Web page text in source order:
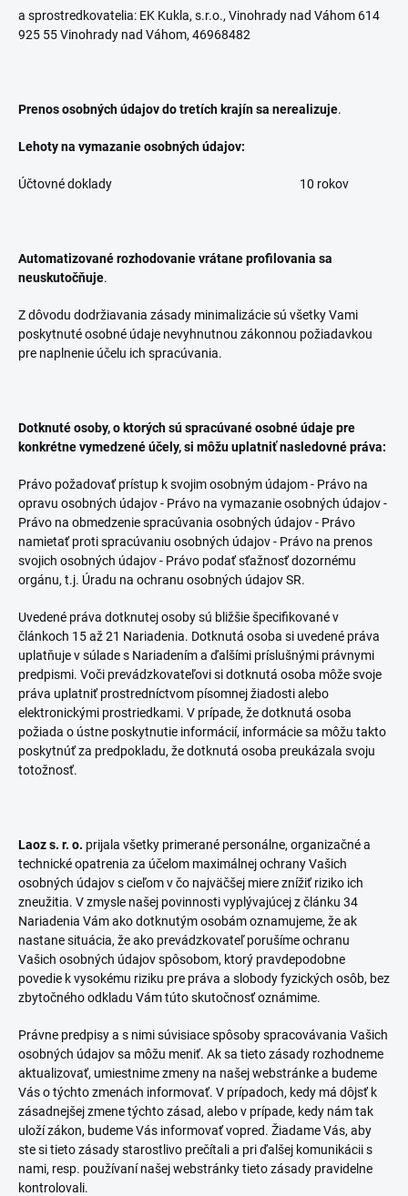
a sprostredkovatelia: EK Kukla, s.r.o., Vinohrady nad Váhom 614
925 55 Vinohrady nad Váhom, 46968482
Prenos osobných údajov do tretích krajín sa nerealizuje.
Lehoty na vymazanie osobných údajov:
Účtovné doklady 10 rokov
Automatizované rozhodovanie vrátane profilovania sa
neuskutočňuje.
Z dôvodu dodržiavania zásady minimalizácie sú všetky Vami
poskytnuté osobné údaje nevyhnutnou zákonnou požiadavkou
pre naplnenie účelu ich spracúvania.
Dotknuté osoby, o ktorých sú spracúvané osobné údaje pre
konkrétne vymedzené účely, si môžu uplatniť nasledovné práva:
Právo požadovať prístup k svojim osobným údajom - Právo na
opravu osobných údajov - Právo na vymazanie osobných údajov -
Právo na obmedzenie spracúvania osobných údajov - Právo
namietať proti spracúvaniu osobných údajov - Právo na prenos
svojich osobných údajov - Právo podať sťažnosť dozornému
orgánu, t.j. Úradu na ochranu osobných údajov SR.
Uvedené práva dotknutej osoby sú bližšie špecifikované v
článkoch 15 až 21 Nariadenia. Dotknutá osoba si uvedené práva
uplatňuje v súlade s Nariadením a ďalšími príslušnými právnymi
predpismi. Voči prevádzkovateľovi si dotknutá osoba môže svoje
práva uplatniť prostredníctvom písomnej žiadosti alebo
elektronickými prostriedkami. V prípade, že dotknutá osoba
požiada o ústne poskytnutie informácií, informácie sa môžu takto
poskytnúť za predpokladu, že dotknutá osoba preukázala svoju
totožnosť.
Laoz s. r. o. prijala všetky primerané personálne, organizačné a
technické opatrenia za účelom maximálnej ochrany Vašich
osobných údajov s cieľom v čo najväčšej miere znížiť riziko ich
zneužitia. V zmysle našej povinnosti vyplývajúcej z článku 34
Nariadenia Vám ako dotknutým osobám oznamujeme, že ak
nastane situácia, že ako prevádzkovateľ porušíme ochranu
Vašich osobných údajov spôsobom, ktorý pravdepodobne
povedie k vysokému riziku pre práva a slobody fyzických osôb, bez
zbytočného odkladu Vám túto skutočnosť oznámime.
Právne predpisy a s nimi súvisiace spôsoby spracovávania Vašich
osobných údajov sa môžu meniť. Ak sa tieto zásady rozhodneme
aktualizovať, umiestnime zmeny na našej webstránke a budeme
Vás o týchto zmenách informovať. V prípadoch, kedy má dôjsť k
zásadnejšej zmene týchto zásad, alebo v prípade, kedy nám tak
uloží zákon, budeme Vás informovať vopred. Žiadame Vás, aby
ste si tieto zásady starostlivo prečítali a pri ďalšej komunikácii s
nami, resp. používaní našej webstránky tieto zásady pravidelne
kontrolovali.